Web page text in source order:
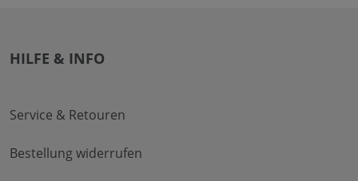
HILFE & INFO
Service & Retouren
Bestellung widerrufen